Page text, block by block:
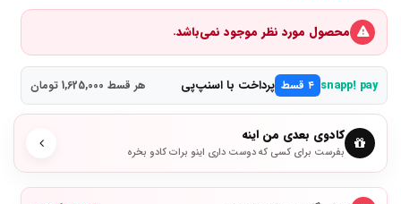
محصول مورد نظر موجود نمی‌باشد.
snapp! pay ۴ قسط پرداخت با اسنپ‌پی هر قسط 1,625,000 تومان
کادوی بعدی من اینه
بفرست برای کسی که دوست داری اینو برات کادو بخره